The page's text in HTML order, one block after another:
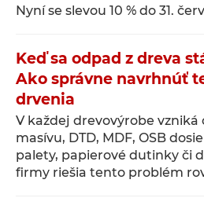
Nyní se slevou 10 % do 31.
Keď sa odpad z dreva
Ako správne navrhnúť
drvenia
V každej drevovýrobe vzniká
masívu, DTD, MDF, OSB
palety, papierové dutinky či
firmy riešia tento problém